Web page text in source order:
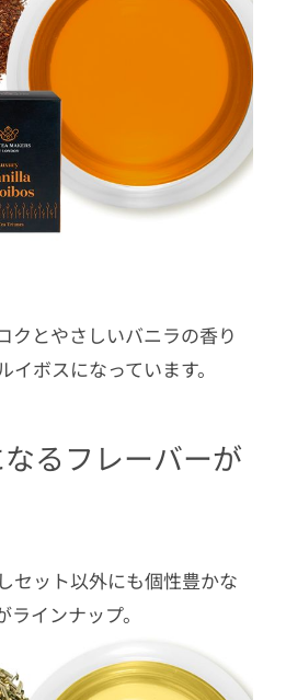
クとやさしいバニラの香り
ボスになっています。
るフレーバーが
セット以外にも個性豊かな
インナップ。